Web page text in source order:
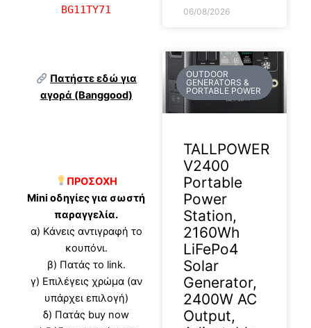
BG11TY71
Πατήστε εδώ για
αγορά (Banggood)
ΠΡΟΣΟΧΗ
Mini οδηγίες για σωστή
παραγγελία.
α) Κάνεις αντιγραφή το
κουπόνι.
β) Πατάς το link.
γ) Επιλέγεις χρώμα (αν
υπάρχει επιλογή)
δ) Πατάς buy now
06/08/2026
OUTDOOR
GENERATORS &
PORTABLE POWER
TALLPOWER
V2400
Portable
Power
Station,
2160Wh
LiFePo4
Solar
Generator,
2400W AC
Output,